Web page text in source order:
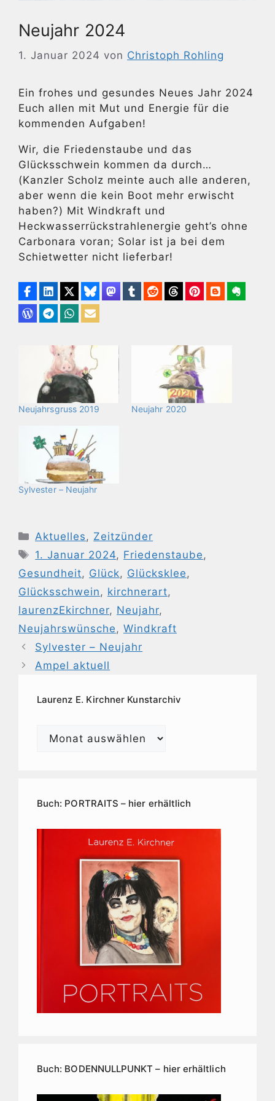
Neujahr 2024
1. Januar 2024 von Christoph Rohling
Ein frohes und gesundes Neues Jahr 2024
Euch allen mit Mut und Energie für die
kommenden Aufgaben!
Wir, die Friedenstaube und das
Glücksschwein kommen da durch…
(Kanzler Scholz meinte auch alle anderen,
aber wenn die kein Boot mehr erwischt
haben?) Mit Windkraft und
Heckwasserrückstrahlenergie geht’s ohne
Carbonara voran; Solar ist ja bei dem
Schietwetter nicht lieferbar!
Neujahrsgruss 2019 Neujahr 2020
Sylvester – Neujahr
Kategorien
Aktuelles , Zeitzünder
Schlagwörter
1. Januar 2024, Friedenstaube ,
Gesundheit, Glück, Glücksklee ,
Glücksschwein , kirchnerart,
laurenzEkirchner, Neujahr,
Neujahrswünsche , Windkraft
Sylvester – Neujahr
Ampel aktuell
Laurenz E. Kirchner Kunstarchiv
Laurenz
Buch: PORTRAITS – hier erhältlich
Buch: BODENNULLPUNKT – hier erhältlich